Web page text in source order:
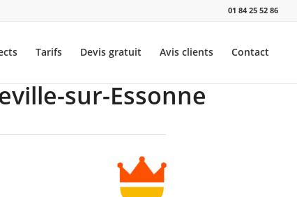
01 84 25 52 86
Tarifs Devis gratuit Avis clients Contact
sur-Essonne